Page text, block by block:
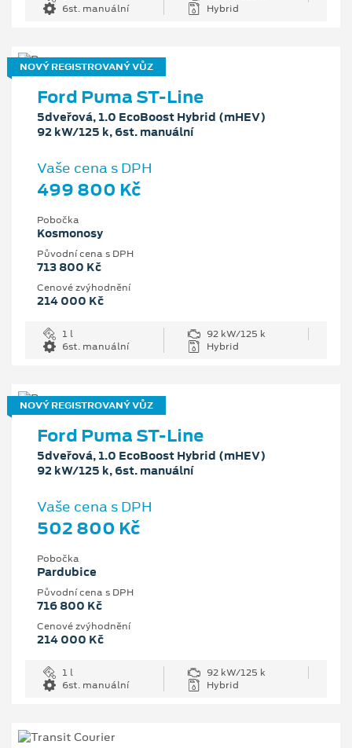
6st. manuální
Hybrid
NOVÝ REGISTROVANÝ VŮZ
Ford Puma ST-Line
5dveřová, 1.0 EcoBoost Hybrid (mHEV)
92 kW/125 k, 6st. manuální
Vaše cena s DPH
499 800 Kč
Pobočka
Kosmonosy
Původní cena s DPH
713 800 Kč
Cenové zvýhodnění
214 000 Kč
1 l
92 kW/125 k
6st. manuální
Hybrid
NOVÝ REGISTROVANÝ VŮZ
Ford Puma ST-Line
5dveřová, 1.0 EcoBoost Hybrid (mHEV)
92 kW/125 k, 6st. manuální
Vaše cena s DPH
502 800 Kč
Pobočka
Pardubice
Původní cena s DPH
716 800 Kč
Cenové zvýhodnění
214 000 Kč
1 l
92 kW/125 k
6st. manuální
Hybrid